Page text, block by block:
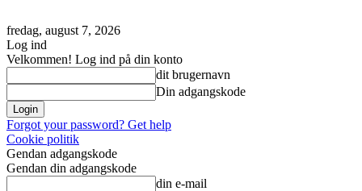
fredag, august 7, 2026
Log ind
Velkommen! Log ind på din konto
dit brugernavn
Din adgangskode
Forgot your password? Get help
Cookie politik
Gendan adgangskode
Gendan din adgangskode
din e-mail